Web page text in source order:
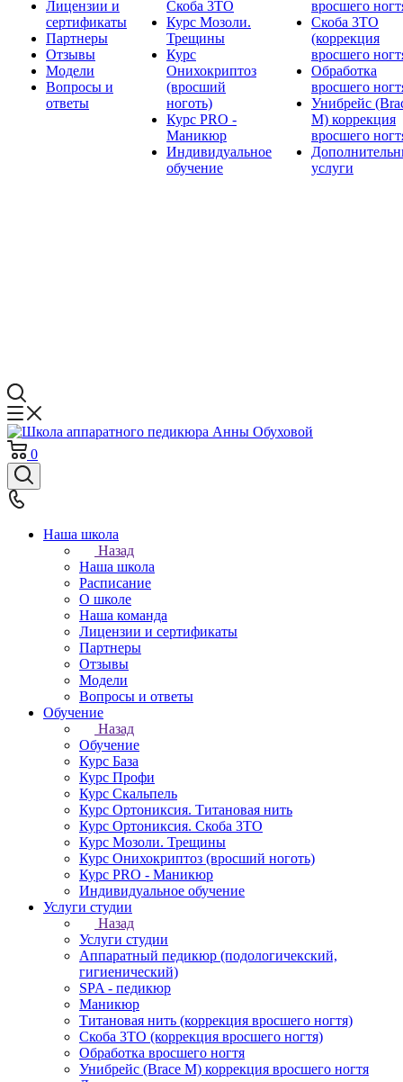
Лицензии и
сертификаты
Партнеры
Отзывы
Модели
Вопросы и
ответы
Скоба 3ТО
Курс Мозоли.
Трещины
Курс
Онихокриптоз
(вросший
ноготь)
Курс PRO -
Маникюр
Индивидуальное
обучение
вросшего
Скоба 3ТО
(коррекция
вросшего
Обработка
вросшего
Унибрейс
M) коррекция
вросшего
услуги
0
Наша школа
Назад
Наша школа
Расписание
О школе
Наша команда
Лицензии и сертификаты
Партнеры
Отзывы
Модели
Вопросы и ответы
Обучение
Назад
Обучение
Курс База
Курс Профи
Курс Скальпель
Курс Ортониксия. Титановая нить
Курс Ортониксия. Скоба 3ТО
Курс Мозоли. Трещины
Курс Онихокриптоз (вросший ноготь)
Курс PRO - Маникюр
Индивидуальное обучение
Услуги студии
Назад
Услуги студии
Аппаратный педикюр (подологичекский,
гигиенический)
SPA - педикюр
Маникюр
Титановая нить (коррекция вросшего ногтя)
Скоба 3ТО (коррекция вросшего ногтя)
Обработка вросшего ногтя
Унибрейс (Brace M) коррекция вросшего ногтя